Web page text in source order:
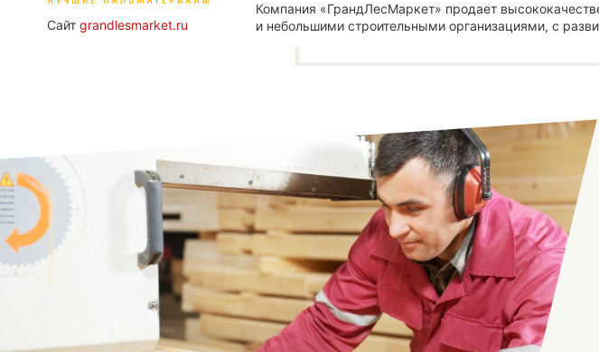
Сайт grandlesmarket.ru
Компания «ГрандЛесМаркет» продает
и небольшими строительными организациями, с